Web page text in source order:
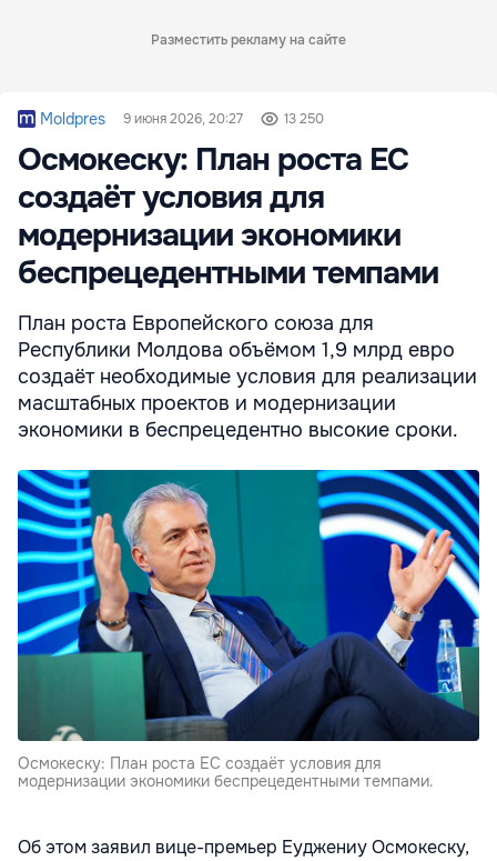
Разместить рекламу на сайте
Moldpres 9 июня 2026, 20:27 13 250
Осмокеску: План роста ЕС
создаёт условия для
модернизации экономики
беспрецедентными темпами
План роста Европейского союза для
Республики Молдова объёмом 1,9 млрд евро
создаёт необходимые условия для реализации
масштабных проектов и модернизации
экономики в беспрецедентно высокие сроки.
Осмокеску: План роста ЕС создаёт условия для
модернизации экономики беспрецедентными темпами.
Об этом заявил вице-премьер Еуджениу Осмокеску,